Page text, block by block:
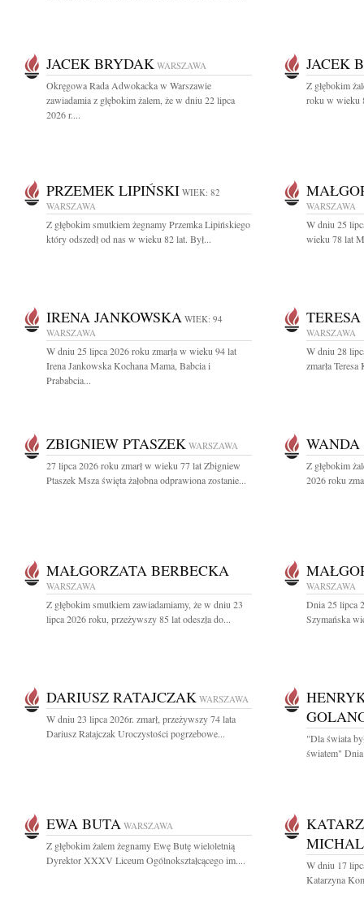
JACEK BRYDAK WARSZAWA
Okręgowa Rada Adwokacka w Warszawie
zawiadamia z głębokim żalem, że w dniu 22 lipca
2026 r....
JACEK
Z głębokim
roku w wieku
PRZEMEK LIPIŃSKI WIEK: 82
WARSZAWA
Z głębokim smutkiem żegnamy Przemka Lipińskiego
który odszedł od nas w wieku 82 lat. Był...
WARSZAWA
W dniu 25
wieku 78 lat
IRENA JANKOWSKA WIEK: 94
WARSZAWA
W dniu 25 lipca 2026 roku zmarła w wieku 94 lat
Irena Jankowska Kochana Mama, Babcia i
Prababcia...
WARSZAWA
W dniu 28
zmarła
ZBIGNIEW PTASZEK WARSZAWA
27 lipca 2026 roku zmarł w wieku 77 lat Zbigniew
Ptaszek Msza święta żałobna odprawiona zostanie...
Z głębokim
2026 roku
MAŁGORZATA BERBECKA
WARSZAWA
Z głębokim smutkiem zawiadamiamy, że w dniu 23
lipca 2026 roku, przeżywszy 85 lat odeszła do...
WARSZAWA
Dnia 25 lipca
Szymańska
DARIUSZ RATAJCZAK WARSZAWA
W dniu 23 lipca 2026r. zmarł, przeżywszy 74 lata
Dariusz Ratajczak Uroczystości pogrzebowe...
"Dla świata
światem"
EWA BUTA WARSZAWA
Z głębokim żalem żegnamy Ewę Butę wieloletnią
Dyrektor XXXV Liceum Ogólnokształcącego im....
W dniu 17
Katarzyna